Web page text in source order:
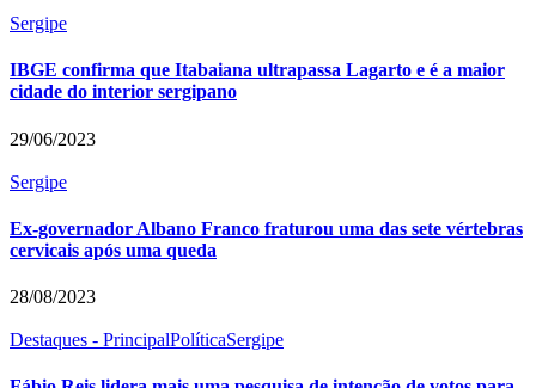
Sergipe
IBGE confirma que Itabaiana ultrapassa Lagarto e é a maior
cidade do interior sergipano
29/06/2023
Sergipe
Ex-governador Albano Franco fraturou uma das sete vértebras
cervicais após uma queda
28/08/2023
Destaques - PrincipalPolíticaSergipe